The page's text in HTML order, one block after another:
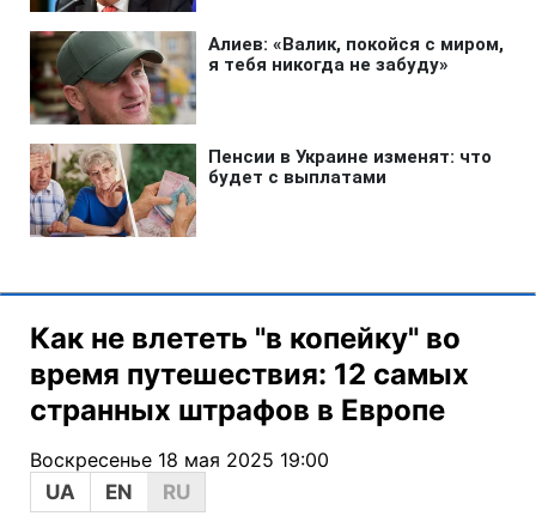
Как не влететь "в копейку" во
время путешествия: 12 самых
странных штрафов в Европе
Воскресенье 18 мая 2025 19:00
UA
EN RU